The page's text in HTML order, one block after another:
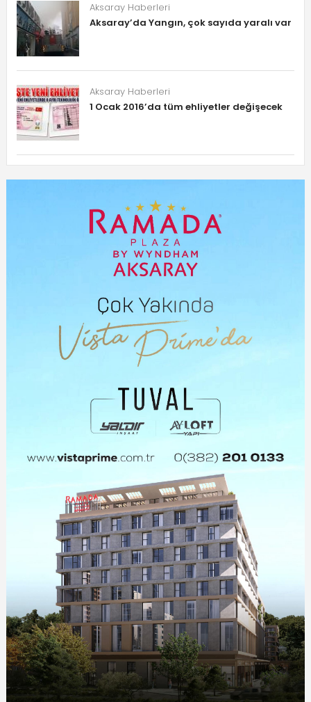
Aksaray Haberleri
Aksaray’da Yangın, çok sayıda yaralı var
Aksaray Haberleri
1 Ocak 2016’da tüm ehliyetler değişecek